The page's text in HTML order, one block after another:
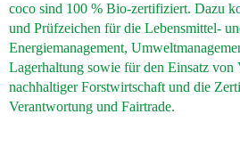
coco sind 100 % Bio-zertifiziert. Dazu
und Prüfzeichen für die Lebensmittel-
Energiemanagement,
Lagerhaltung sowie für den Einsatz von
nachhaltiger Forstwirtschaft und die
Verantwortung und Fairtrade.